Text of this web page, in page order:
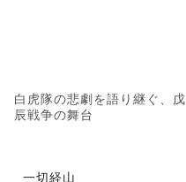
白虎隊の悲劇を語り継ぐ、戊
辰戦争の舞台
一切経山